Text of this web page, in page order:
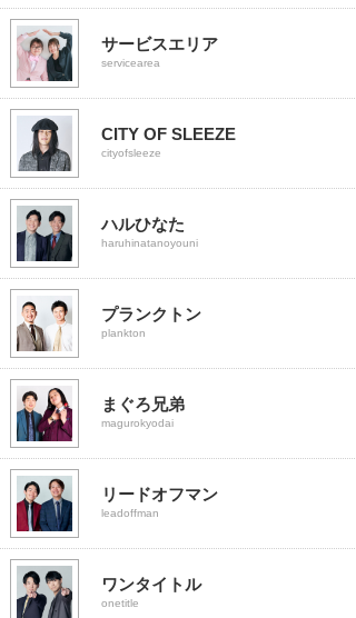
サービスエリア
servicearea
CITY OF SLEEZE
cityofsleeze
ハルひなた
haruhinatanoyouni
プランクトン
plankton
まぐろ兄弟
magurokyodai
リードオフマン
leadoffman
ワンタイトル
onetitle